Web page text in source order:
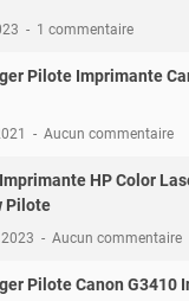
1 commentaire
Pilote Imprimante
Aucun commentaire
HP Color
Pilote
Aucun commentaire
Pilote Canon G3410